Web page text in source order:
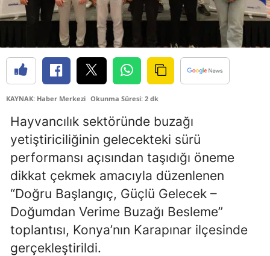
Elazığ
Erzurum
Eskişehir
Giresun
Gümüşhane
Hakkari
Hatay
Isparta
KAYNAK: Haber Merkezi Okunma Süresi: 2 dk
Hayvancılık sektöründe buzağı
yetiştiriciliğinin gelecekteki sürü
performansı açısından taşıdığı öneme
dikkat çekmek amacıyla düzenlenen
“Doğru Başlangıç, Güçlü Gelecek –
Doğumdan Verime Buzağı Besleme”
toplantısı, Konya’nın Karapınar ilçesinde
gerçekleştirildi.